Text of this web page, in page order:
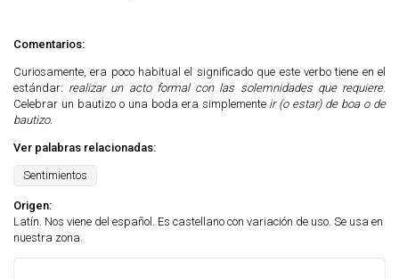
Comentarios:
Curiosamente, era poco habitual el significado que este verbo tiene en el
estándar: realizar un acto formal con las solemnidades que requiere.
Celebrar un bautizo o una boda era simplemente ir (o estar) de boa o de
bautizo.
Ver palabras relacionadas:
Sentimientos
Origen:
Latín. Nos viene del español. Es castellano con variación de uso. Se usa en
nuestra zona.